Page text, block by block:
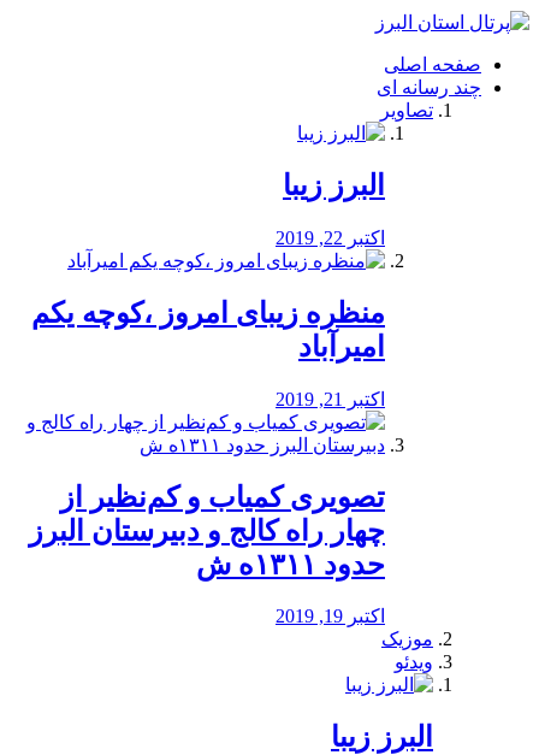
فصد
شرق
تهران
خشکشویی
صفحه اصلی
چند رسانه ای
تصاویر
البرز زیبا
اکتبر 22, 2019
منظره‌‌ زیبای امروز ،کوچه یکم
امیرآباد
اکتبر 21, 2019
️تصویری کمیاب و کم‌نظیر از
چهار راه كالج و دبيرستان البرز
حدود ۱۳۱۱ه ش
اکتبر 19, 2019
موزیک
ویدئو
البرز زیبا